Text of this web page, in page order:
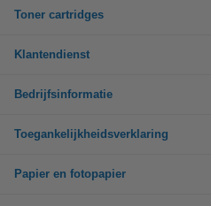
Toner cartridges
Klantendienst
Bedrijfsinformatie
Toegankelijkheidsverklaring
Papier en fotopapier